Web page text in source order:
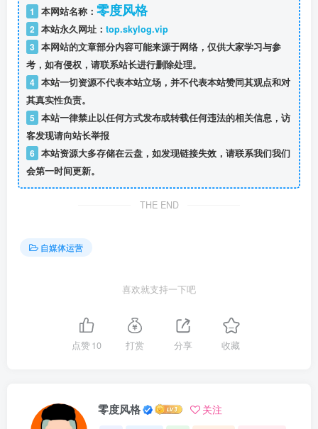
1 本网站名称： 零度风格
2 本站永久网址： top.skylog.vip
3 本网站的文章部分内容可能来源于网络，仅供大家学习与参
考，如有侵权，请联系站长进行删除处理。
4 本站一切资源不代表本站立场，并不代表本站赞同其观点和对
其真实性负责。
5 本站一律禁止以任何方式发布或转载任何违法的相关信息，访
客发现请向站长举报
6 本站资源大多存储在云盘，如发现链接失效，请联系我们我们
会第一时间更新。
THE END
自媒体运营
喜欢就支持一下吧
点赞10 打赏 分享 收藏
零度风格 关注